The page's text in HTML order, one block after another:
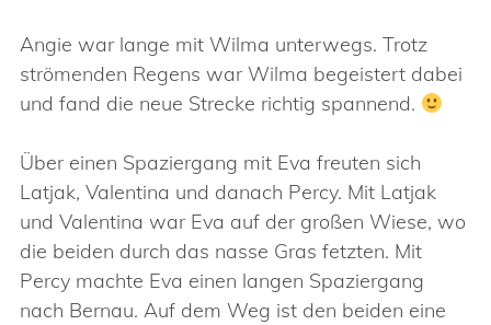
Angie war lange mit Wilma unterwegs. Trotz
strömenden Regens war Wilma begeistert dabei
und fand die neue Strecke richtig spannend.
Über einen Spaziergang mit Eva freuten sich
Latjak, Valentina und danach Percy. Mit Latjak
und Valentina war Eva auf der großen Wiese, wo
die beiden durch das nasse Gras fetzten. Mit
Percy machte Eva einen langen Spaziergang
nach Bernau. Auf dem Weg ist den beiden eine